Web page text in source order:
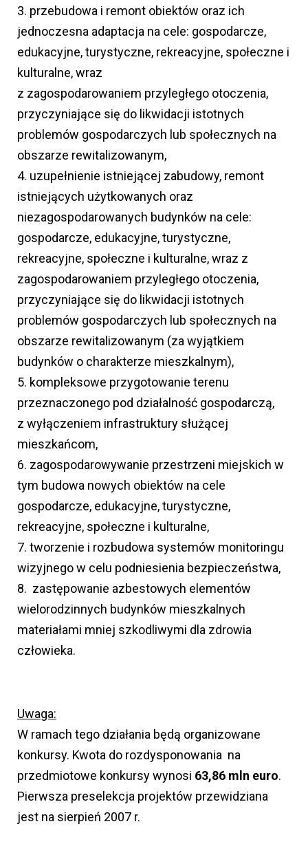
3. przebudowa i remont obiektów oraz ich
jednoczesna adaptacja na cele: gospodarcze,
edukacyjne, turystyczne, rekreacyjne, społeczne i
kulturalne, wraz
z zagospodarowaniem przyległego otoczenia,
przyczyniające się do likwidacji istotnych
problemów gospodarczych lub społecznych na
obszarze rewitalizowanym,
4. uzupełnienie istniejącej zabudowy, remont
istniejących użytkowanych oraz
niezagospodarowanych budynków na cele:
gospodarcze, edukacyjne, turystyczne,
rekreacyjne, społeczne i kulturalne, wraz z
zagospodarowaniem przyległego otoczenia,
przyczyniające się do likwidacji istotnych
problemów gospodarczych lub społecznych na
obszarze rewitalizowanym (za wyjątkiem
budynków o charakterze mieszkalnym),
5. kompleksowe przygotowanie terenu
przeznaczonego pod działalność gospodarczą,
z wyłączeniem infrastruktury służącej
mieszkańcom,
6. zagospodarowywanie przestrzeni miejskich w
tym budowa nowych obiektów na cele
gospodarcze, edukacyjne, turystyczne,
rekreacyjne, społeczne i kulturalne,
7. tworzenie i rozbudowa systemów monitoringu
wizyjnego w celu podniesienia bezpieczeństwa,
8. zastępowanie azbestowych elementów
wielorodzinnych budynków mieszkalnych
materiałami mniej szkodliwymi dla zdrowia
człowieka.
Uwaga:
W ramach tego działania będą organizowane
konkursy. Kwota do rozdysponowania na
przedmiotowe konkursy wynosi 63,86 mln euro.
Pierwsza preselekcja projektów przewidziana
jest na sierpień 2007 r.